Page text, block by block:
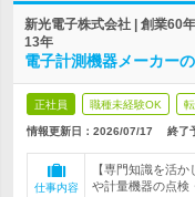
新光電子株式会社 | 創業60
13年
電子計測機器メーカー
正社員 職種未経験OK
情報更新日：2026/07/17 終了
仕事内容
【専門知識を活
や計量機器の点検